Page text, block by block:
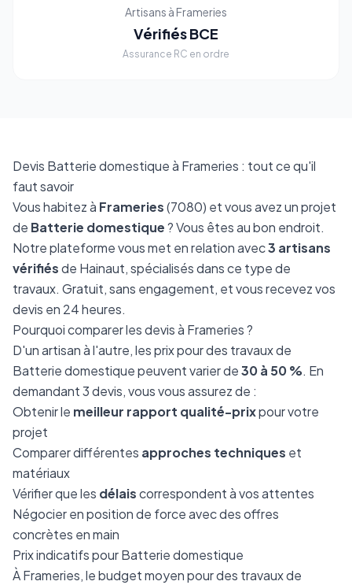
Artisans à Frameries
Vérifiés BCE
Assurance RC en ordre
Devis Batterie domestique à Frameries : tout ce qu'il
faut savoir
Vous habitez à Frameries(7080) et vous avez un projet
de Batterie domestique? Vous êtes au bon endroit.
Notre plateforme vous met en relation avec3 artisans
vérifiésde Hainaut, spécialisés dans ce type de
travaux. Gratuit, sans engagement, et vous recevez vos
devis en 24 heures.
Pourquoi comparer les devis à Frameries ?
D'un artisan à l'autre, les prix pour des travaux de
Batterie domestique peuvent varier de30 à 50 %. En
demandant 3 devis, vous vous assurez de :
Obtenir le meilleur rapport qualité-prixpour votre
projet
Comparer différentes approches techniques et
matériaux
Vérifier que les délaiscorrespondent à vos attentes
Négocier en position de force avec des offres
concrètes en main
Prix indicatifs pour Batterie domestique
À Frameries, le budget moyen pour des travaux de